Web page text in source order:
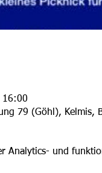
16:00
79 (Göhl), Kelmis,
Analytics- und